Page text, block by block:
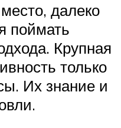
далеко
поймать
Крупная
только
Их знание и